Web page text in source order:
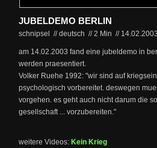
JUBELDEMO BERLIN
schnipsel // deutsch //2 Min // 14.02.2003
am 14.02.2003 fand eine jubeldemo in
werden praesentiert.
Volker Ruehe 1992: "wir sind auf
psychologisch vorbereitet. deswegen
vorgehen. es geht auch nicht darum die
gesellschaft ... vorzubereiten."
weitere Videos: Kein Krieg